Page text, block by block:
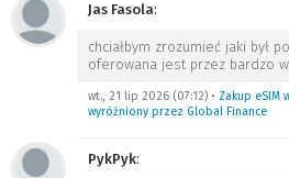
Jas Fasola:
chciałbym zrozumieć jaki był
oferowana jest przez bardzo
wt., 21 lip 2026 (07:12) • Zakup eSIM
wyróżniony przez Global Finance
PykPyk: